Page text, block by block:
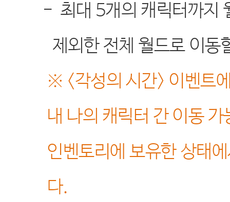
- 최대 5개의 캐릭터까지
제외한 전체 월드로 이동
※ <각성의 시간> 이벤트
내 나의 캐릭터 간 이동 가
인벤토리에 보유한 상태
다.